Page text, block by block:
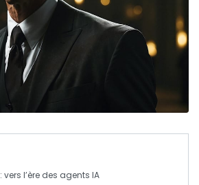
: vers l’ère des agents IA